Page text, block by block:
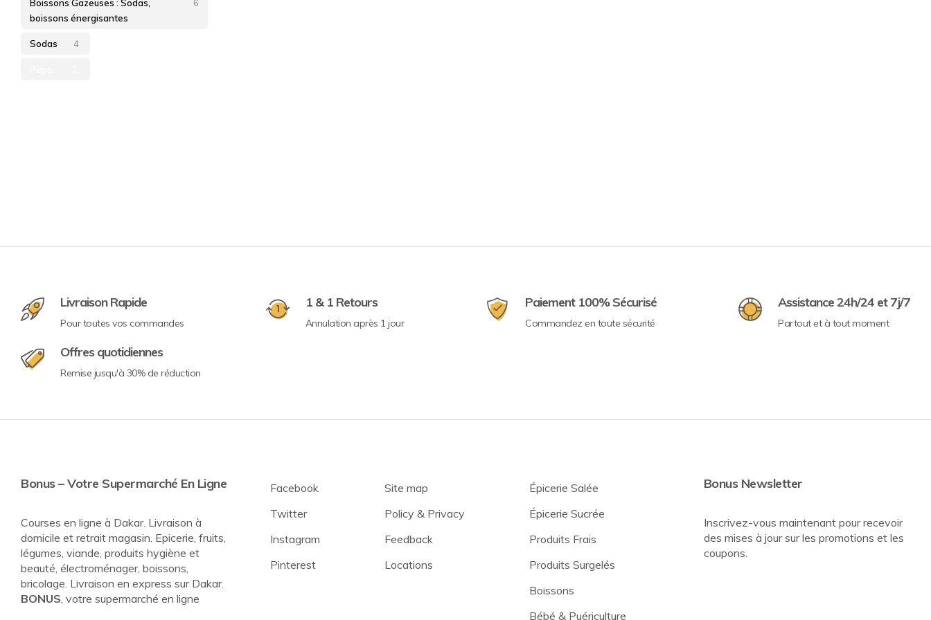
Boissons Gazeuses : Sodas,
boissons énergisantes
6
Sodas 4
Livraison Rapide
Pour toutes vos commandes
1 & 1 Retours
Annulation après 1 jour
Paiement 100% Sécurisé
Commandez en toute sécurité
Assistance 24h/24 et 7j/7
Partout et à tout moment
Offres quotidiennes
Remise jusqu'à 30% de réduction
Bonus – Votre Supermarché En Ligne
Courses en ligne à Dakar. Livraison à
domicile et retrait magasin. Epicerie, fruits,
légumes, viande, produits hygiène et
beauté, électroménager, boissons,
bricolage. Livraison en express sur Dakar.
BONUS, votre supermarché en ligne
Facebook
Twitter
Instagram
Pinterest
Site map
Policy & Privacy
Feedback
Locations
Épicerie Salée
Épicerie Sucrée
Produits Frais
Produits Surgelés
Boissons
Bébé & Puériculture
Bonus Newsletter
Inscrivez-vous maintenant pour recevoir
des mises à jour sur les promotions et les
coupons.